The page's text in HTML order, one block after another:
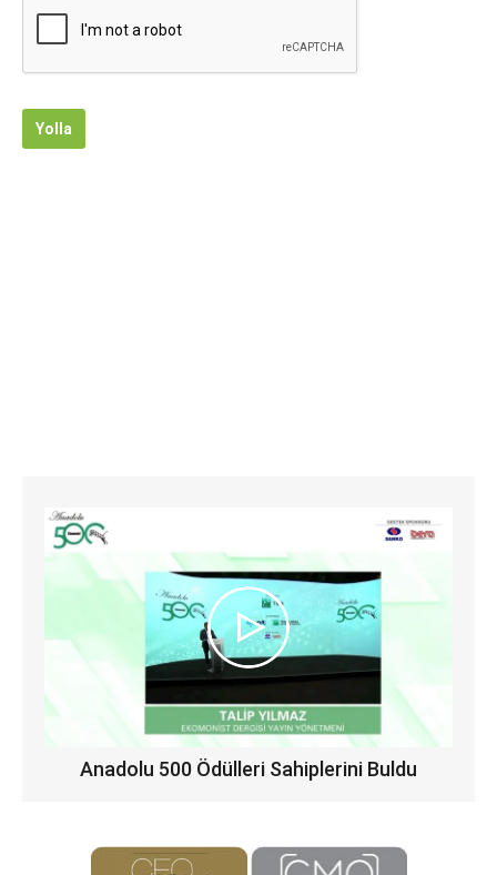
Yolla
Anadolu 500 Ödülleri Sahiplerini Buldu